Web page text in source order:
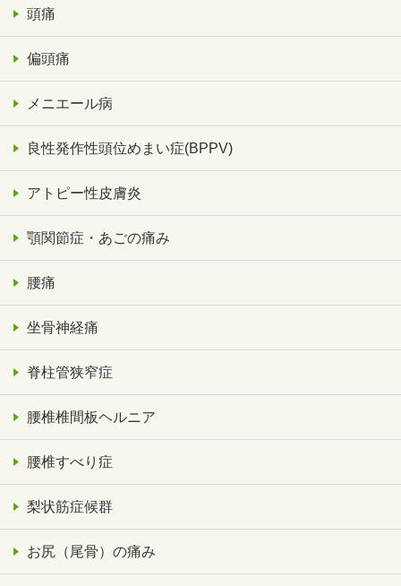
頭痛
偏頭痛
メニエール病
良性発作性頭位めまい症(BPPV)
アトピー性皮膚炎
顎関節症・あごの痛み
腰痛
坐骨神経痛
脊柱管狭窄症
腰椎椎間板ヘルニア
腰椎すべり症
梨状筋症候群
お尻（尾骨）の痛み